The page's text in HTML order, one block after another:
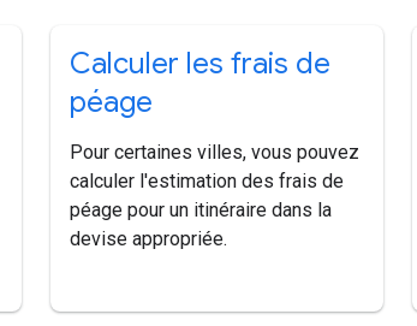
Calculer les frais de
péage
Pour certaines villes, vous pouvez
calculer l'estimation des frais de
péage pour un itinéraire dans la
devise appropriée.